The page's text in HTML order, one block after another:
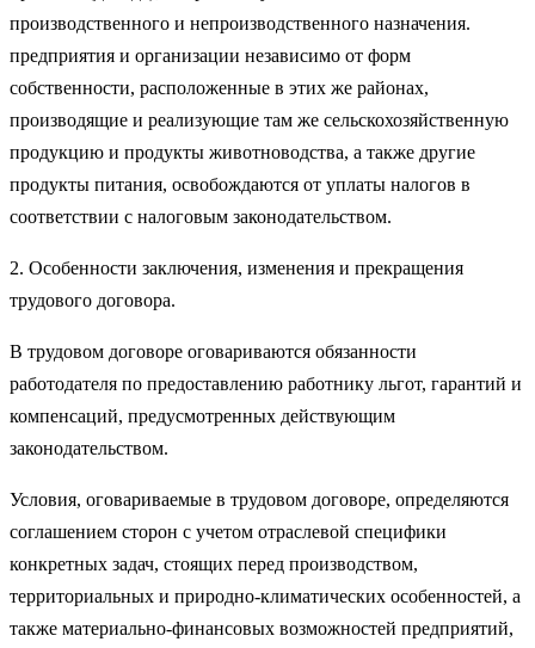
производственного и непроизводственного назначения.
предприятия и организации независимо от форм
собственности, расположенные в этих же районах,
производящие и реализующие там же сельскохозяйственную
продукцию и продукты животноводства, а также другие
продукты питания, освобождаются от уплаты налогов в
соответствии с налоговым законодательством.
2. Особенности заключения, изменения и прекращения
трудового договора.
В трудовом договоре оговариваются обязанности
работодателя по предоставлению работнику льгот, гарантий и
компенсаций, предусмотренных действующим
законодательством.
Условия, оговариваемые в трудовом договоре, определяются
соглашением сторон с учетом отраслевой специфики
конкретных задач, стоящих перед производством,
территориальных и природно-климатических особенностей, а
также материально-финансовых возможностей предприятий,